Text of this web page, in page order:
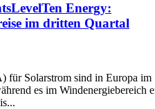
LevelTen Energy:
im dritten Quartal
für Solarstrom sind in Europa im
es im Windenergiebereich